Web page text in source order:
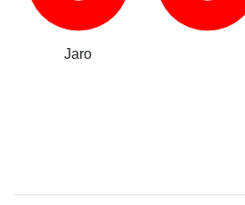
Jaro